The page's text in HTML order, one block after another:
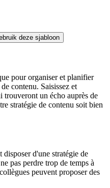
deze sjabloon
pour organiser et planifier
contenu. Saisissez et
trouveront un écho auprès de
stratégie de contenu soit bien
d'une stratégie de
pas perdre trop de temps à
peuvent proposer des